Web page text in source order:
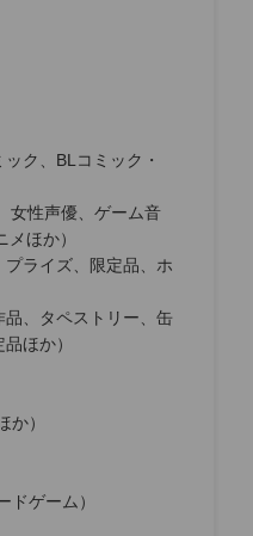
ク、BLコミック・
女性声優、ゲーム音
ほか）
ライズ、限定品、ホ
、タペストリー、缶
ほか）
）
ゲーム）